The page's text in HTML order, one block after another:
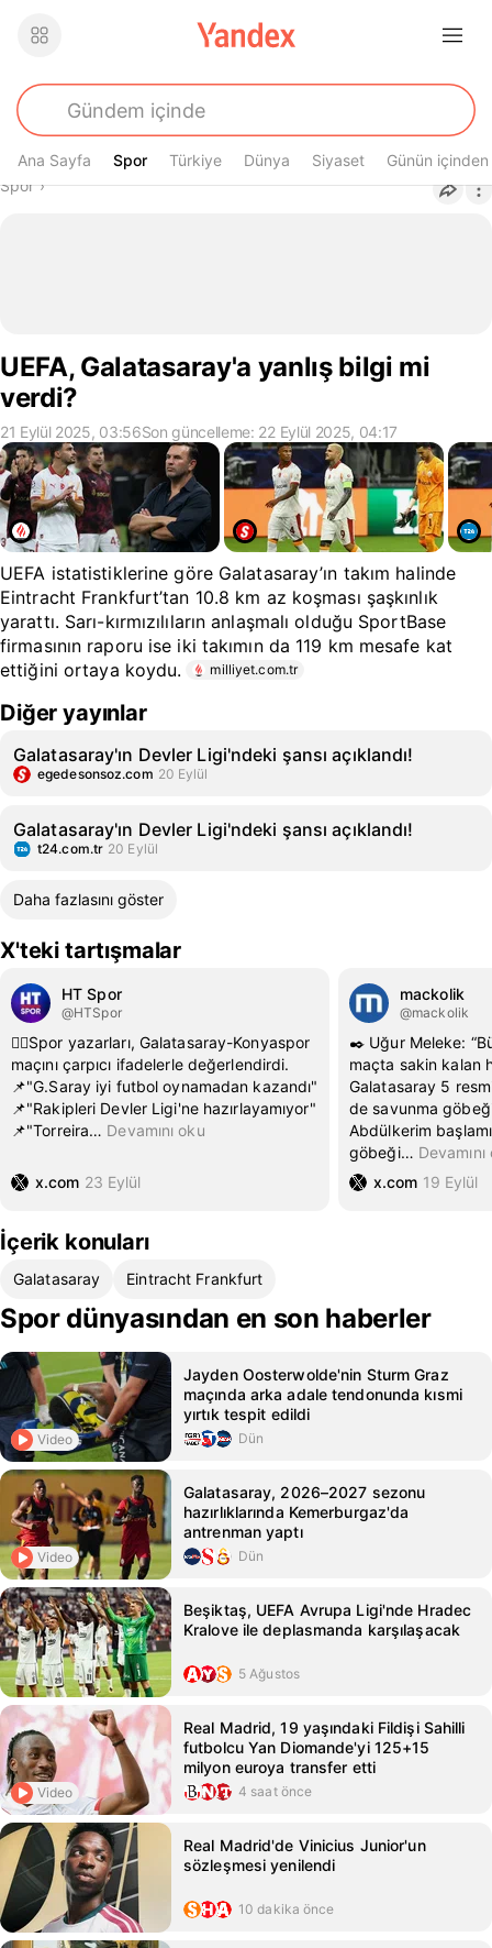
Ana Sayfa Spor
Spor Türkiye Dünya Siyaset Günün içinden
Buradasın
Spor›
UEFA, Galatasaray'a yanlış bilgi mi
verdi?
21 Eylül 2025, 03:56Son güncelleme: 22 Eylül 2025, 04:17
UEFA istatistiklerine göre Galatasaray’ın takım halinde
Eintracht Frankfurt’tan 10.8 km az koşması şaşkınlık
yarattı. Sarı-kırmızılıların anlaşmalı olduğu SportBase
firmasının raporu ise iki takımın da 119 km mesafe kat
ettiğini ortaya koydu.
milliyet.com.tr
Diğer yayınlar
Galatasaray'ın Devler Ligi'ndeki şansı açıklandı!
egedesonsoz.com 20 Eylül
Galatasaray'ın Devler Ligi'ndeki şansı açıklandı!
t24.com.tr 20 Eylül
Daha fazlasını göster
X'teki tartışmalar
HT Spor
@HTSpor
✍🏼Spor yazarları, Galatasaray-Konyaspor
maçını çarpıcı ifadelerle değerlendirdi.
📌"G.Saray iyi futbol oynamadan kazandı"
📌"Rakipleri Devler Ligi'ne hazırlayamıyor"
📌"Torreira… Devamını oku
x.com 23 Eylül
mackolik
@mackolik
✒️ Uğur Meleke:
maçta sakin kalan
Galatasaray 5
de savunma
Abdülkerim
göbeği…
x.com 19 Eylül
İçerik konuları
Galatasaray Eintracht Frankfurt
Spor dünyasından en son haberler
Video
Jayden Oosterwolde'nin Sturm Graz
maçında arka adale tendonunda kısmi
yırtık tespit edildi
Dün
Video
Galatasaray, 2026–2027 sezonu
hazırlıklarında Kemerburgaz'da
antrenman yaptı
Dün
Beşiktaş, UEFA Avrupa Ligi'nde Hradec
Kralove ile deplasmanda karşılaşacak
5 Ağustos
Video
Real Madrid, 19 yaşındaki Fildişi Sahilli
futbolcu Yan Diomande'yi 125+15
milyon euroya transfer etti
4 saat önce
Real Madrid'de Vinicius Junior'un
sözleşmesi yenilendi
10 dakika önce